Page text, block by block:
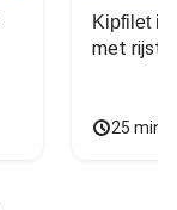
Kipfilet in
met rijst,
25